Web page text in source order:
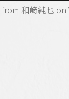
from 和崎純也 on